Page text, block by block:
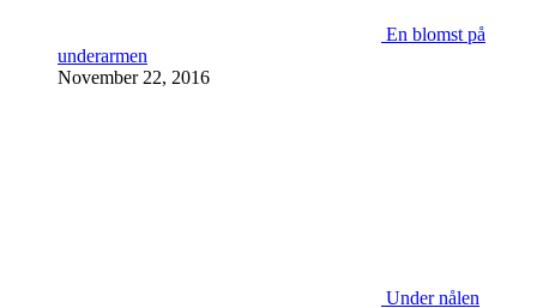
En blomst på
underarmen
November 22, 2016
Under nålen